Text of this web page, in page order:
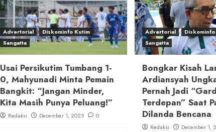
Advertorial
Diskominfo Kutim
Sangatta
Usai Persikutim Tumbang 1-
0, Mahyunadi Minta Pemain
Bangkit: “Jangan Minder,
Kita Masih Punya Peluang!”
Redaksi December 1, 2025 0
Advertorial
Sangatta
Bongkar Kisah
Ardiansyah
Pernah Jadi
Terdepan” Saat
Dilanda Bencana
Redaksi December 1,